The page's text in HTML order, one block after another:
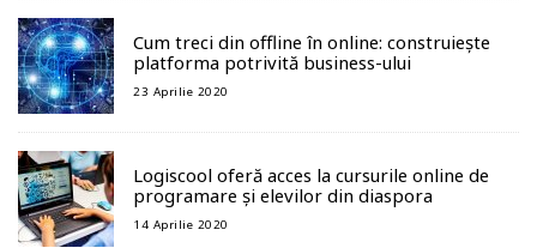
Cum treci din offline în online: construiește
platforma potrivită business-ului
23 Aprilie 2020
Logiscool oferă acces la cursurile online de
programare și elevilor din diaspora
14 Aprilie 2020